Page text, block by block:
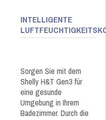
INTELLIGENTE
Sorgen Sie mit dem
Shelly H&T Gen3 für
eine gesunde
Umgebung in Ihrem
Badezimmer. Durch die